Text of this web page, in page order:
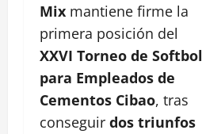
Mix mantiene firme la
primera posición del
XXVI Torneo de Softbol
para Empleados de
Cementos Cibao, tras
conseguir dos triunfos